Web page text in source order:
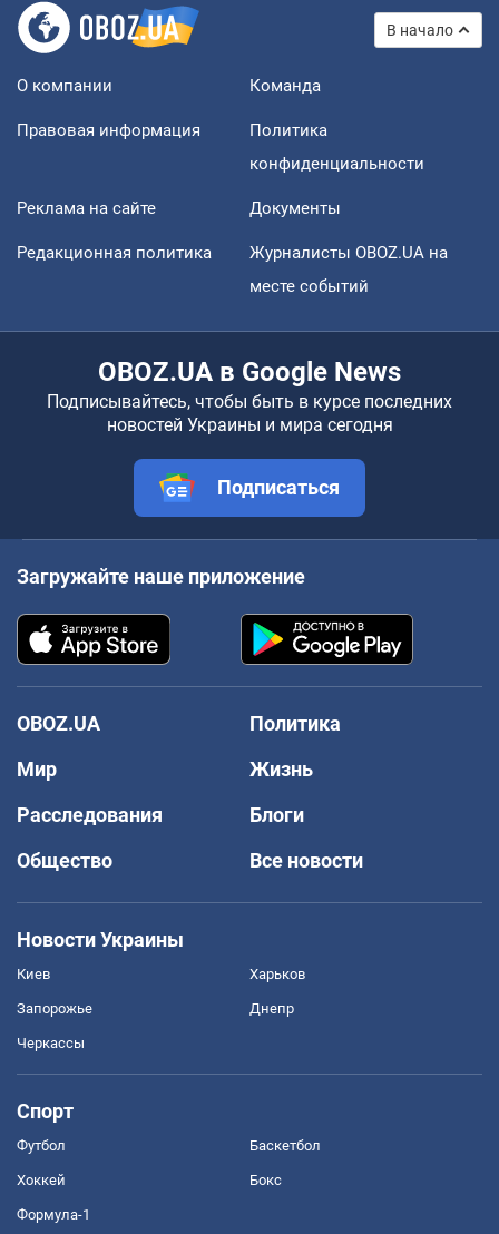
В начало
О компании Команда
Правовая информация
Политика
конфиденциальности
Реклама на сайте Документы
Редакционная политика
Журналисты OBOZ.UA на
месте событий
OBOZ.UA в Google News
Подписывайтесь, чтобы быть в курсе последних
новостей Украины и мира сегодня
Подписаться
Загружайте наше приложение
OBOZ.UA
Политика
Мир
Жизнь
Расследования
Блоги
Общество
Все новости
Новости Украины
Киев Харьков
Запорожье Днепр
Черкассы
Спорт
Футбол Баскетбол
Хоккей Бокс
Формула-1